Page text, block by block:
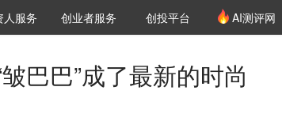
资机构库
职位推介
人服务 创投氪堂
创业者服务 创投平台 AI测评网
巴巴”成了最新的时尚